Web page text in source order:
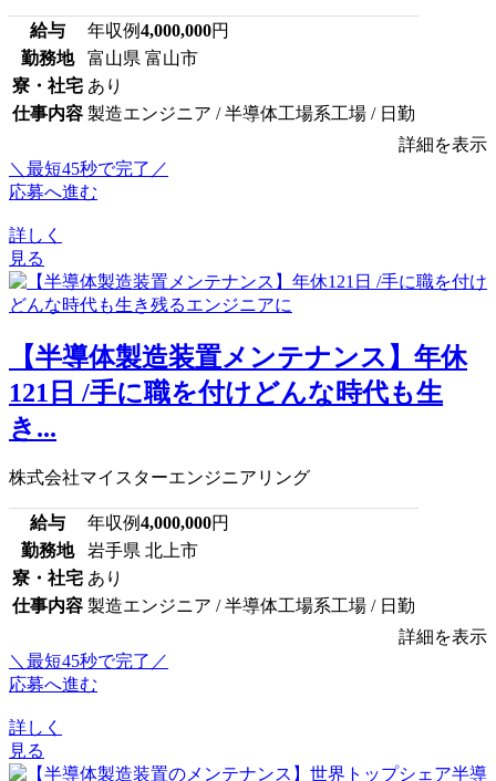
給与 年収例4,000,000円
勤務地
富山県 富山市
寮・社宅 あり
仕事内容 製造エンジニア / 半導体工場系工場 / 日勤
詳細を表示
＼最短45秒で完了／
応募へ進む
詳しく
見る
【半導体製造装置メンテナンス】年休
121日 /手に職を付けどんな時代も生
き...
株式会社マイスターエンジニアリング
給与 年収例4,000,000円
勤務地
岩手県 北上市
寮・社宅 あり
仕事内容 製造エンジニア / 半導体工場系工場 / 日勤
詳細を表示
＼最短45秒で完了／
応募へ進む
詳しく
見る